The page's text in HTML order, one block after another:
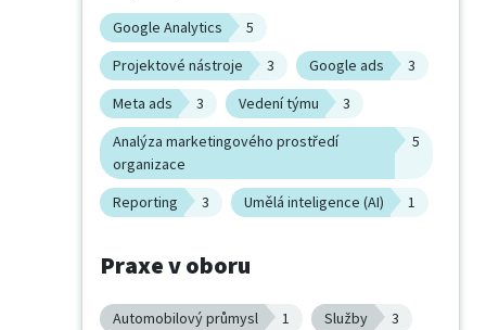
Google Analytics
5
Projektové nástroje
3 Google ads
3
Meta ads
3 Vedení týmu
3
Analýza marketingového prostředí
organizace
5
Reporting 3 Umělá inteligence (AI) 1
Praxe v oboru
Automobilový průmysl 1 Služby
3